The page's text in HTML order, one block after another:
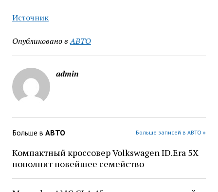
Источник
Опубликовано в АВТО
admin
Больше в АВТО Больше записей в АВТО »
Компактный кроссовер Volkswagen ID.Era 5X
пополнит новейшее семейство